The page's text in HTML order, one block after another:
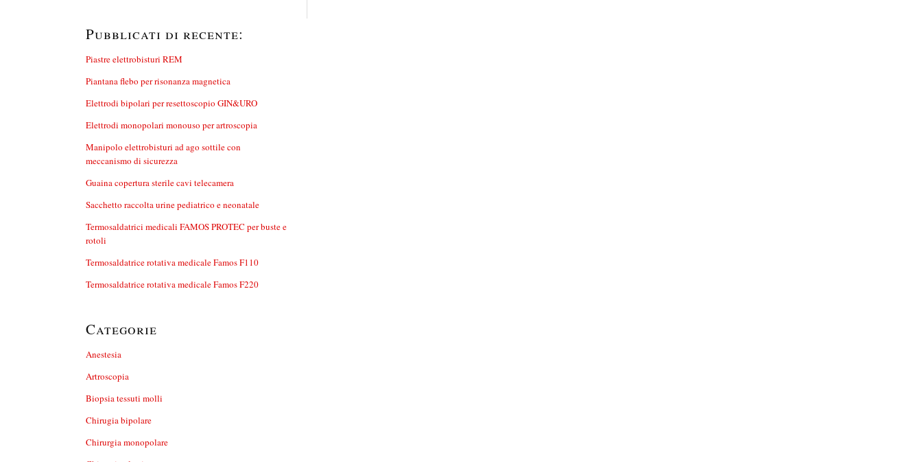
Pubblicati di recente:
Piastre elettrobisturi REM
Piantana flebo per risonanza magnetica
Elettrodi bipolari per resettoscopio GIN&URO
Elettrodi monopolari monouso per artroscopia
Manipolo elettrobisturi ad ago sottile con
meccanismo di sicurezza
Guaina copertura sterile cavi telecamera
Sacchetto raccolta urine pediatrico e neonatale
Termosaldatrici medicali FAMOS PROTEC per buste e
rotoli
Termosaldatrice rotativa medicale Famos F110
Termosaldatrice rotativa medicale Famos F220
Categorie
Anestesia
Artroscopia
Biopsia tessuti molli
Chirugia bipolare
Chirurgia monopolare